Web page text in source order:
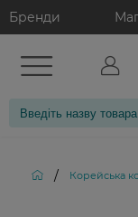
Бренди
/ Корейська